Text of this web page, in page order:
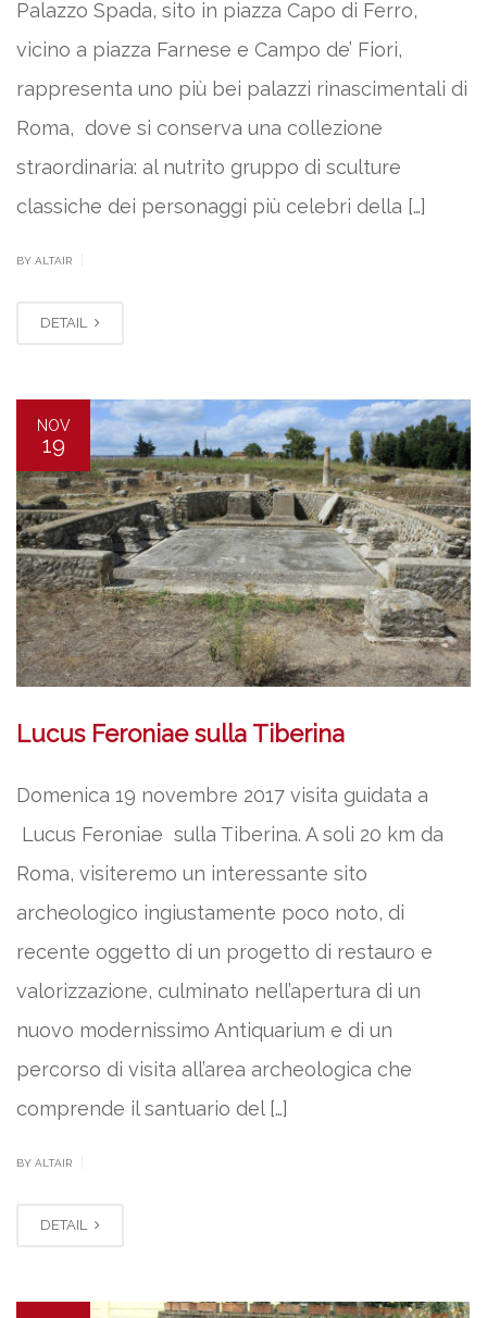
Palazzo Spada, sito in piazza Capo di Ferro,
vicino a piazza Farnese e Campo de’ Fiori,
rappresenta uno più bei palazzi rinascimentali di
Roma, dove si conserva una collezione
straordinaria: al nutrito gruppo di sculture
classiche dei personaggi più celebri della […]
BY ALTAIR
DETAIL
NOV
19
Lucus Feroniae sulla Tiberina
Domenica 19 novembre 2017 visita guidata a
Lucus Feroniae sulla Tiberina. A soli 20 km da
Roma, visiteremo un interessante sito
archeologico ingiustamente poco noto, di
recente oggetto di un progetto di restauro e
valorizzazione, culminato nell’apertura di un
nuovo modernissimo Antiquarium e di un
percorso di visita all’area archeologica che
comprende il santuario del […]
BY ALTAIR
DETAIL